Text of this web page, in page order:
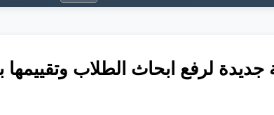
جديدة لرفع ابحاث الطلاب